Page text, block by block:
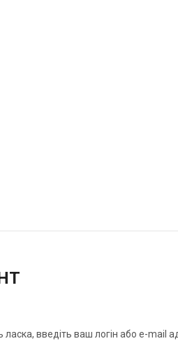
введіть ваш логін або e-mail